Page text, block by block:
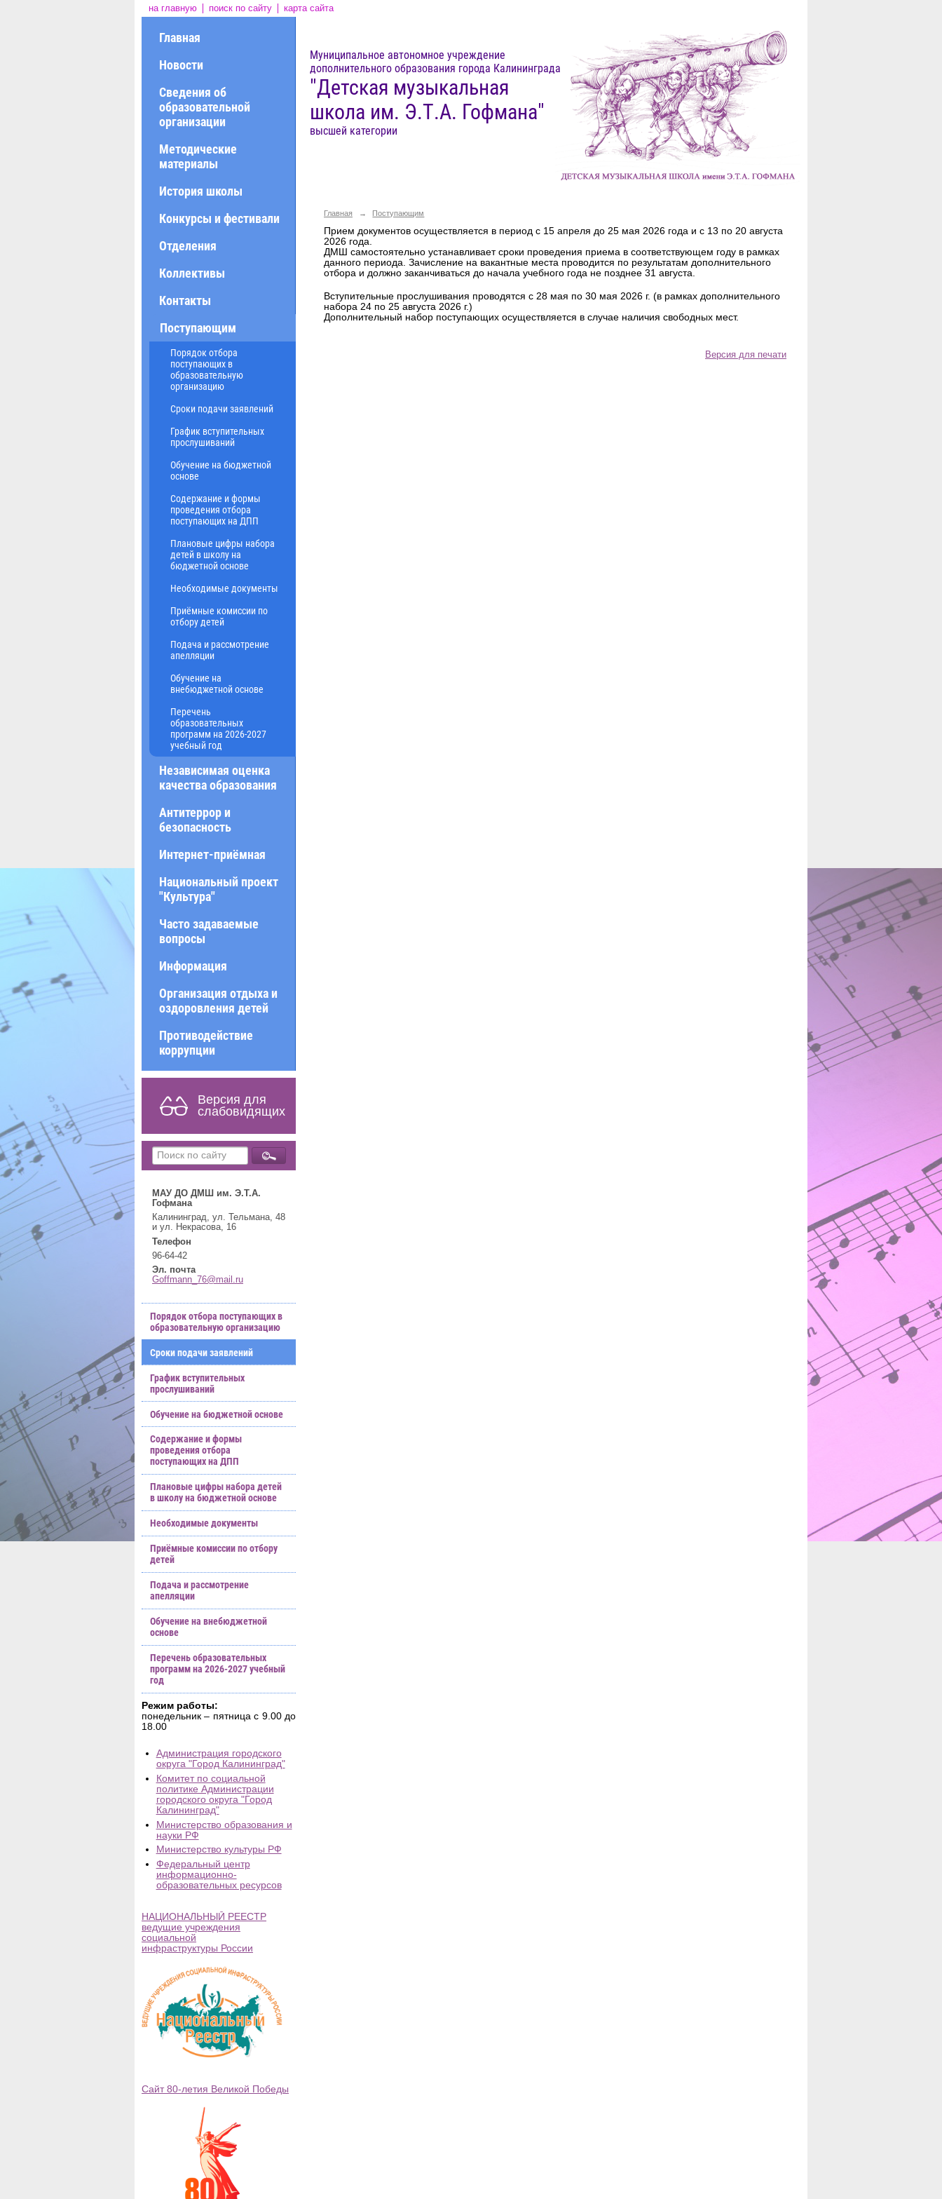
на главную поиск по сайту карта сайта
Главная
Новости
Сведения об
образовательной
организации
Методические
материалы
История школы
Конкурсы и фестивали
Отделения
Коллективы
Контакты
Поступающим
Порядок отбора
поступающих в
образовательную
организацию
Сроки подачи заявлений
График вступительных
прослушиваний
Обучение на бюджетной
основе
Содержание и формы
проведения отбора
поступающих на ДПП
Плановые цифры набора
детей в школу на
бюджетной основе
Необходимые документы
Приёмные комиссии по
отбору детей
Подача и рассмотрение
апелляции
Обучение на
внебюджетной основе
Перечень
образовательных
программ на 2026-2027
учебный год
Независимая оценка
качества образования
Антитеррор и
безопасность
Интернет-приёмная
Национальный проект
"Культура"
Часто задаваемые
вопросы
Информация
Организация отдыха и
оздоровления детей
Противодействие
коррупции
Версия для
слабовидящих
МАУ ДО ДМШ им. Э.Т.А.
Гофмана
Калининград, ул. Тельмана, 48
и ул. Некрасова, 16
Телефон
96-64-42
Эл. почта
Goffmann_76@mail.ru
Порядок отбора поступающих в
образовательную организацию
Сроки подачи заявлений
График вступительных
прослушиваний
Обучение на бюджетной основе
Содержание и формы
проведения отбора
поступающих на ДПП
Плановые цифры набора детей
в школу на бюджетной основе
Необходимые документы
Приёмные комиссии по отбору
детей
Подача и рассмотрение
апелляции
Обучение на внебюджетной
основе
Перечень образовательных
программ на 2026-2027 учебный
год
Режим работы:
понедельник – пятница с 9.00 до
18.00
Администрация городского
округа "Город Калининград"
Комитет по социальной
политике Администрации
городского округа "Город
Калининград"
Министерство образования и
науки РФ
Министерство культуры РФ
Федеральный центр
информационно-
образовательных ресурсов
НАЦИОНАЛЬНЫЙ РЕЕСТР
ведущие учреждения
социальной
инфраструктуры России
Сайт 80-летия Великой Победы
Муниципальное автономное учреждение
дополнительного образования города Калининграда
"Детская музыкальная
школа им. Э.Т.А. Гофмана"
высшей категории
Главная → Поступающим
Прием документов осуществляется в период с 15 апреля до 25 мая 2026 года и с 13 по 20 августа
2026 года.
ДМШ самостоятельно устанавливает сроки проведения приема в соответствующем году в рамках
данного периода. Зачисление на вакантные места проводится по результатам дополнительного
отбора и должно заканчиваться до начала учебного года не позднее 31 августа.
Вступительные прослушивания проводятся с 28 мая по 30 мая 2026 г. (в рамках дополнительного
набора 24 по 25 августа 2026 г.)
Дополнительный набор поступающих осуществляется в случае наличия свободных мест.
Версия для печати